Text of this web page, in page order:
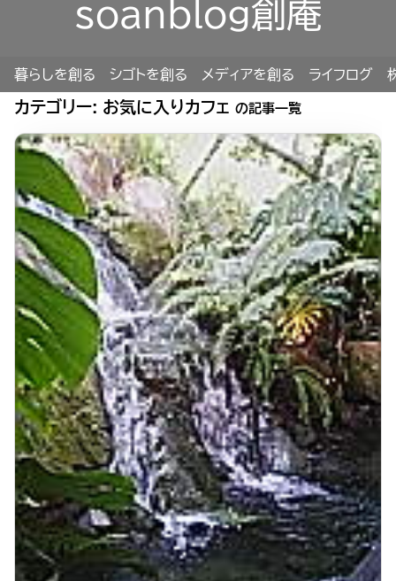
soanblog創庵
暮らしを創る シゴトを創る メディアを創る ライフログ
カテゴリー: お気に入りカフェ の記事一覧